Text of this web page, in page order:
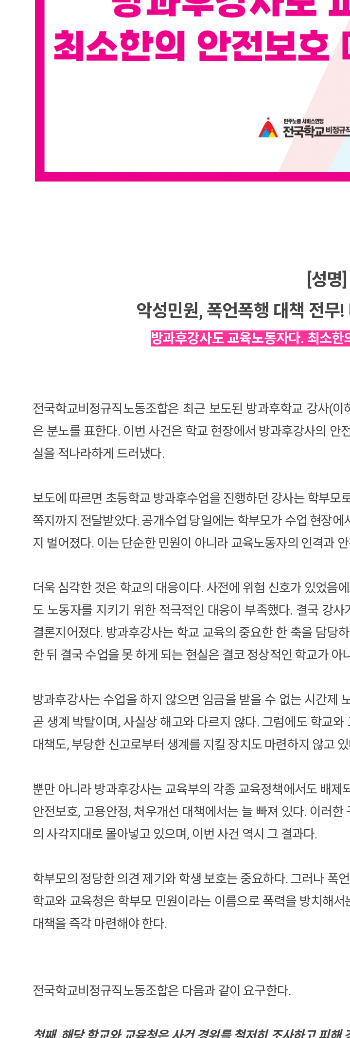
[성명]
악성민원, 폭언폭행 대책 전무
방과후강사도 교육노동자다. 최소
전국학교비정규직노동조합은 최근 보도된 방과후학교 강사(
은 분노를 표한다. 이번 사건은 학교 현장에서 방과후강사의
실을 적나라하게 드러냈다.
보도에 따르면 초등학교 방과후수업을 진행하던 강사는 학부모
쪽지까지 전달받았다. 공개수업 당일에는 학부모가 수업 현장
지 벌어졌다. 이는 단순한 민원이 아니라 교육노동자의 인격과
더욱 심각한 것은 학교의 대응이다. 사전에 위험 신호가 있었음
도 노동자를 지키기 위한 적극적인 대응이 부족했다. 결국 강
결론지어졌다. 방과후강사는 학교 교육의 중요한 한 축을 담당
한 뒤 결국 수업을 못 하게 되는 현실은 결코 정상적인 학교가
방과후강사는 수업을 하지 않으면 임금을 받을 수 없는 시간제
곧 생계 박탈이며, 사실상 해고와 다르지 않다. 그럼에도 학교
대책도, 부당한 신고로부터 생계를 지킬 장치도 마련하지 않고
뿐만 아니라 방과후강사는 교육부의 각종 교육정책에서도 배
안전보호, 고용안정, 처우개선 대책에서는 늘 빠져 있다. 이러
의 사각지대로 몰아넣고 있으며, 이번 사건 역시 그 결과다.
학부모의 정당한 의견 제기와 학생 보호는 중요하다. 그러나 폭
학교와 교육청은 학부모 민원이라는 이름으로 폭력을 방치해
대책을 즉각 마련해야 한다.
전국학교비정규직노동조합은 다음과 같이 요구한다.